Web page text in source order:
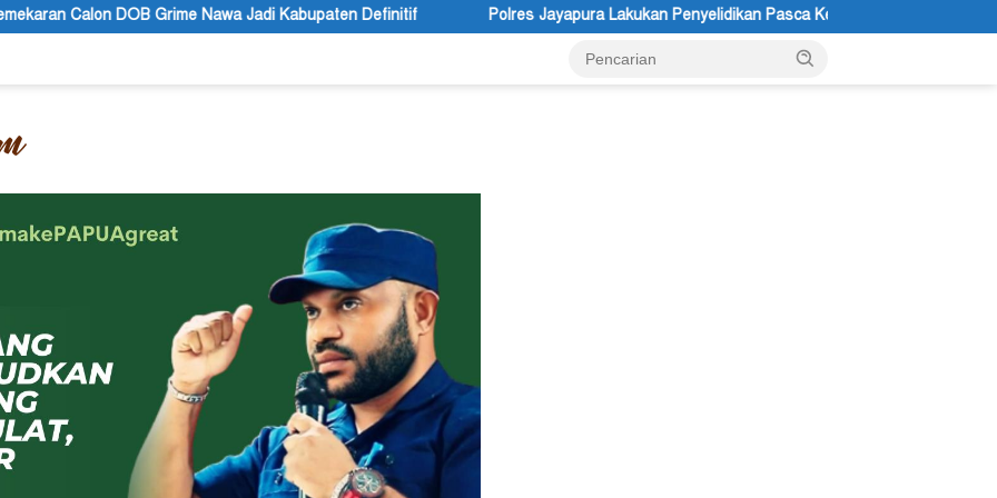
Jadi Kabupaten Definitif Polres Jayapura Lakukan Penyelidikan Pasca Keracunan Akibat Dugaan Menu MBG di Depapre